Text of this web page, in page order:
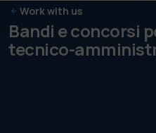
Work with us
Bandi e concorsi
tecnico-